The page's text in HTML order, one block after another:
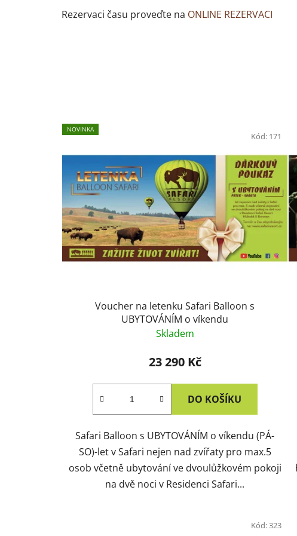
Rezervaci času proveďte na ONLINE REZERVACI
NOVINKA
Voucher na letenku Safari Balloon s
UBYTOVÁNÍM o víkendu
Skladem
23 290 Kč
DO KOŠÍKU
Safari Balloon s UBYTOVÁNÍM o víkendu (PÁ-
SO)-let v Safari nejen nad zvířaty pro max.5
osob včetně ubytování ve dvoulůžkovém pokoji
na dvě noci v Residenci Safari...
Kód: 171
Kód:323